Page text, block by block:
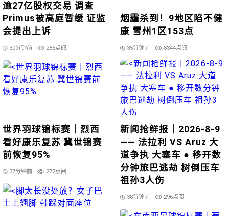
逾27亿股权交易 调查
Primus被高庭暂缓 证监
会提出上诉
30分钟前 285点阅
烟霾杀到！9地区陷不健
康 雪州1区153点
35分钟前 8344点阅
世界羽球锦标赛｜烈西
看好康乐复苏 冀世锦赛
前恢复95%
37分钟前 272点阅
新闻抢鲜报｜2026-8-9
—— 法拉利 VS Aruz 大
道争执 大塞车 ● 移开数
分钟旅巴逃劫 树倒压车
祖孙3人伤
38分钟前 296点阅